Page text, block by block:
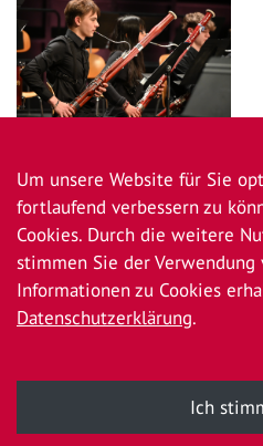
Newsübersicht
Um unsere Website für Sie
fortlaufend verbessern zu
Cookies. Durch die weitere
stimmen Sie der Verwendung
Informationen zu Cookies
Datenschutzerklärung.
Ich